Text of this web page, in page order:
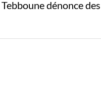
Tebboune dénonce